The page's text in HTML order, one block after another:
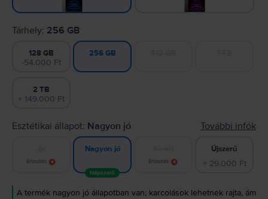
Tárhely: 256 GB
128 GB
-54.000 Ft
256 GB
2 TB
+ 149.000 Ft
Esztétikai állapot: Nagyon jó További infók
Értesítés
Nagyon jó
Népszerű
Értesítés
Újszerű
+ 29.000 Ft
A termék nagyon jó állapotban van; karcolások lehetnek rajta, ám